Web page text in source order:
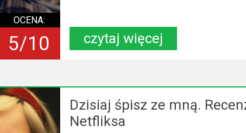
OCENA:
5/10 czytaj więcej
Dzisiaj śpisz ze mną.
Netfliksa